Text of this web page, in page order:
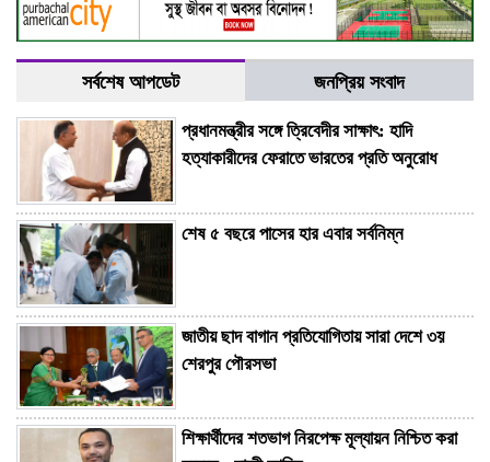
সর্বশেষ আপডেট জনপ্রিয় সংবাদ
প্রধানমন্ত্রীর সঙ্গে ত্রিবেদীর সাক্ষাৎ: হাদি
হত্যাকারীদের ফেরাতে ভারতের প্রতি অনুরোধ
শেষ ৫ বছরে পাসের হার এবার সর্বনিম্ন
জাতীয় ছাদ বাগান প্রতিযোগিতায় সারা দেশে ৩য়
শেরপুর পৌরসভা
শিক্ষার্থীদের শতভাগ নিরপেক্ষ মূল্যায়ন নিশ্চিত করা